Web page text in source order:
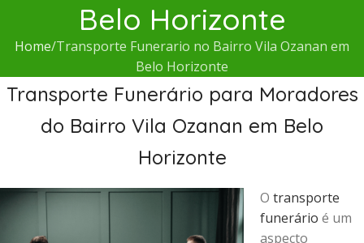
Belo Horizonte
Home Transporte Funerario no Bairro Vila Ozanan em
Belo Horizonte
Transporte Funerário para Moradores
do Bairro Vila Ozanan em Belo
Horizonte
O transporte
funerário é um
aspecto